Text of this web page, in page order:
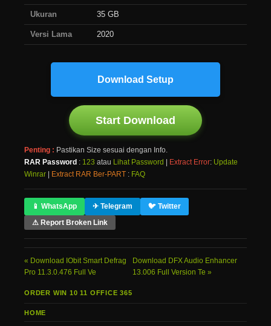
Ukuran 35 GB
Versi Lama 2020
Download Setup
Start Download
Penting : Pastikan Size sesuai dengan Info.
RAR Password : 123 atau Lihat Password Extract Error: Update
Winrar
Extract RAR Ber-PART : FAQ
📱 WhatsApp ✈ Telegram
🐦 Twitter
⚠ Report Broken Link
Download IObit Smart Defrag
Pro 11.3.0.476 Full Ve
Download DFX Audio Enhancer
13.006 Full Version Te
ORDER WIN 10 11 OFFICE 365
HOME